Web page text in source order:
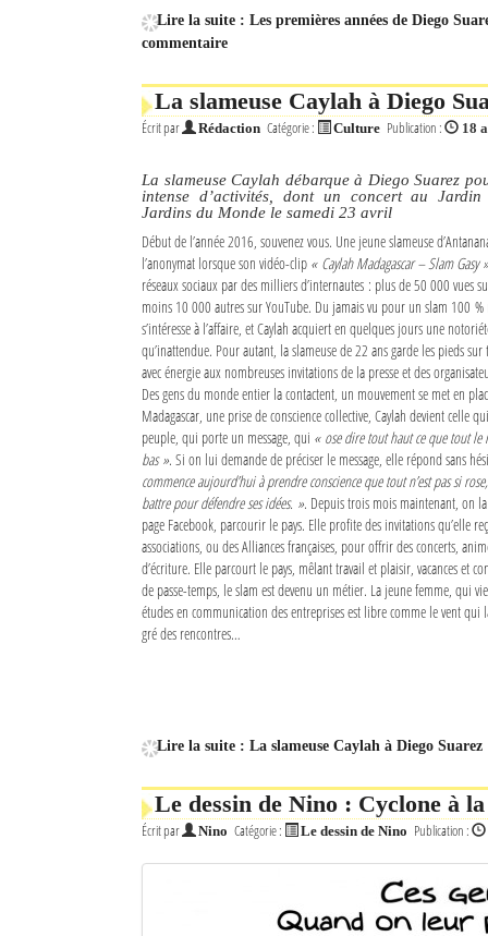
Connexion
Identifiant oublié ?
Mot de passe oublié ?
Lire la suite : Les premières années de Diego
commentaire
La slameuse Caylah à Diego
Écrit par Rédaction Catégorie : Culture Publication : 18
La slameuse Caylah débarque à Diego Suarez
intense d’activités, dont un concert au Jardin
Jardins du Monde le samedi 23 avril
Début de l’année 2016, souvenez vous. Une jeune slameuse
l’anonymat lorsque son vidéo-clip « Caylah Madagascar – Slam Gasy »
réseaux sociaux par des milliers d’internautes : plus de 50 000 vues
moins 10 000 autres sur YouTube. Du jamais vu pour un slam 100 %
s’intéresse à l’affaire, et Caylah acquiert en quelques jours une
qu’inattendue. Pour autant, la slameuse de 22 ans garde les pieds
avec énergie aux nombreuses invitations de la presse et des
Des gens du monde entier la contactent, un mouvement se met en
Madagascar, une prise de conscience collective, Caylah devient celle
peuple, qui porte un message, qui « ose dire tout haut ce que tout le
bas ». Si on lui demande de préciser le message, elle répond sans
commence aujourd’hui à prendre conscience que tout n’est pas si
battre pour défendre ses idées. ». Depuis trois mois maintenant, on
page Facebook, parcourir le pays. Elle profite des invitations qu’elle
associations, ou des Alliances françaises, pour offrir des concerts,
d’écriture. Elle parcourt le pays, mêlant travail et plaisir, vacances et
de passe-temps, le slam est devenu un métier. La jeune femme, qui
études en communication des entreprises est libre comme le vent qui
gré des rencontres…
Lire la suite : La slameuse Caylah à Diego Suarez
Le dessin de Nino : Cyclone à
Écrit par Nino Catégorie : Le dessin de Nino Publication :